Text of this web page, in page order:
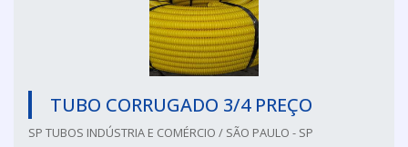
TUBO CORRUGADO 3/4 PREÇO
SP TUBOS INDÚSTRIA E COMÉRCIO / SÃO PAULO - SP